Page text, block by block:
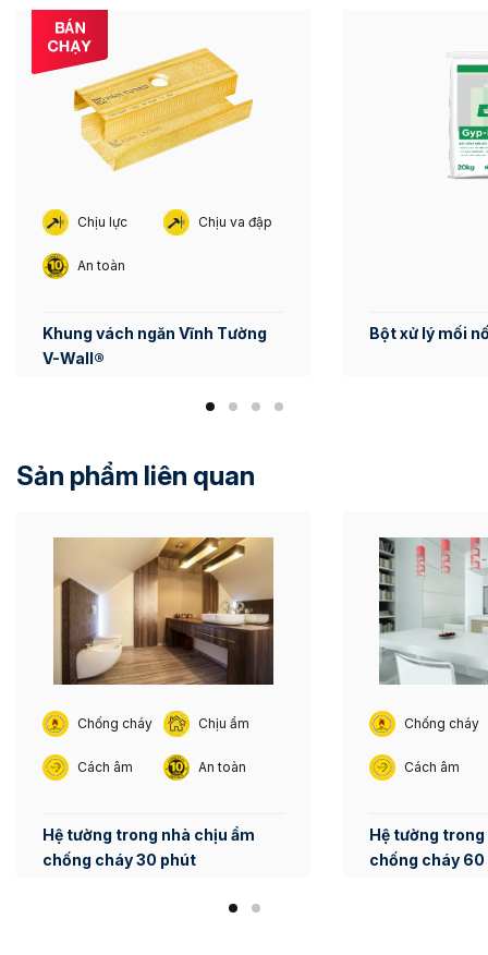
Chịu lực Chịu va đập
An toàn
Khung vách ngăn Vĩnh Tường
V-Wall®
Bột xử lý mối
Sản phẩm liên quan
Chống cháy Chịu ẩm
Cách âm An toàn
Hệ tường trong nhà chịu ẩm
chống cháy 30 phút
Chống cháy
Cách âm
Hệ tường
chống cháy